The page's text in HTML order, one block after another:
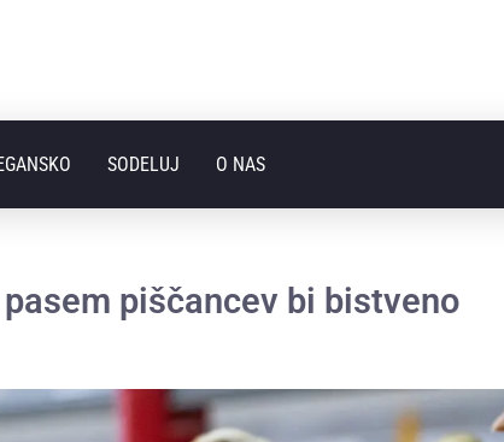
SODELUJ O NAS
piščancev bi bistveno